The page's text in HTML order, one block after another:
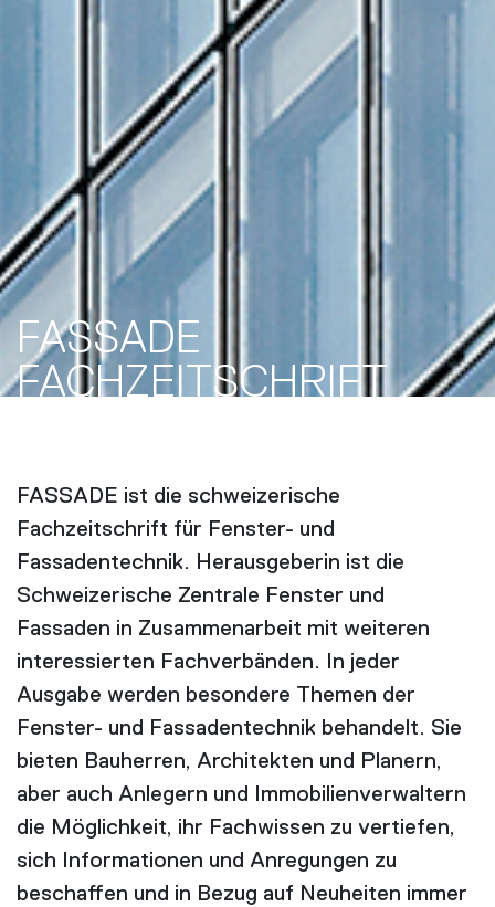
FASSADE
FACH­ZEITSCHRIFT
FASSADE ist die schweizerische
Fachzeitschrift für Fenster- und
Fassadentechnik. Herausgeberin ist die
Schweizerische Zentrale Fenster und
Fassaden in Zusammenarbeit mit weiteren
interessierten Fachverbänden. In jeder
Ausgabe werden besondere Themen der
Fenster- und Fassadentechnik behandelt. Sie
bieten Bauherren, Architekten und Planern,
aber auch Anlegern und Immobilienverwaltern
die Möglichkeit, ihr Fachwissen zu vertiefen,
sich Informationen und Anregungen zu
beschaffen und in Bezug auf Neuheiten immer